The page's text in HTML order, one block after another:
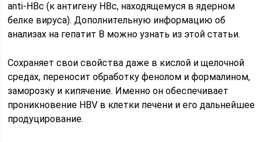
anti-HBc (к антигену HBc, находящемуся в ядерном
белке вируса). Дополнительную информацию об
анализах на гепатит В можно узнать из этой статьи.
Сохраняет свои свойства даже в кислой и щелочной
средах, переносит обработку фенолом и формалином,
заморозку и кипячение. Именно он обеспечивает
проникновение HBV в клетки печени и его дальнейшее
продуцирование.